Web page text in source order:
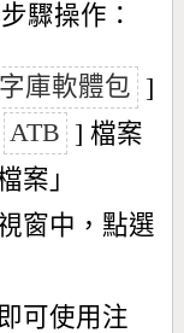
驟操作：
庫軟體包 ]
ATB ] 檔案
案」
窗中，點選
可使用注